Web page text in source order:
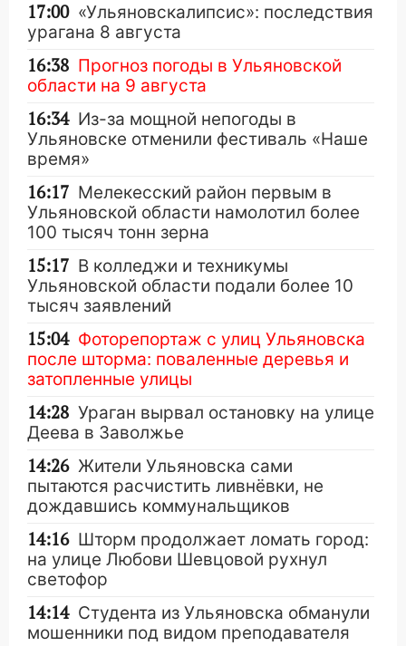
17:00 «Ульяновскалипсис»: последствия
урагана 8 августа
16:38 Прогноз погоды в Ульяновской
области на 9 августа
16:34 Из-за мощной непогоды в
Ульяновске отменили фестиваль «Наше
время»
16:17 Мелекесский район первым в
Ульяновской области намолотил более
100 тысяч тонн зерна
15:17 В колледжи и техникумы
Ульяновской области подали более 10
тысяч заявлений
15:04 Фоторепортаж с улиц Ульяновска
после шторма: поваленные деревья и
затопленные улицы
14:28 Ураган вырвал остановку на улице
Деева в Заволжье
14:26 Жители Ульяновска сами
пытаются расчистить ливнёвки, не
дождавшись коммунальщиков
14:16 Шторм продолжает ломать город:
на улице Любови Шевцовой рухнул
светофор
14:14 Студента из Ульяновска обманули
мошенники под видом преподавателя